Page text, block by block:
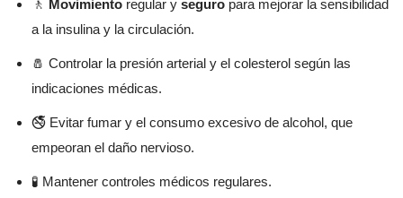
🚶 Movimiento regular y seguro para mejorar la sensibilidad
a la insulina y la circulación.
🧂 Controlar la presión arterial y el colesterol según las
indicaciones médicas.
🚭 Evitar fumar y el consumo excesivo de alcohol, que
empeoran el daño nervioso.
🧪 Mantener controles médicos regulares.